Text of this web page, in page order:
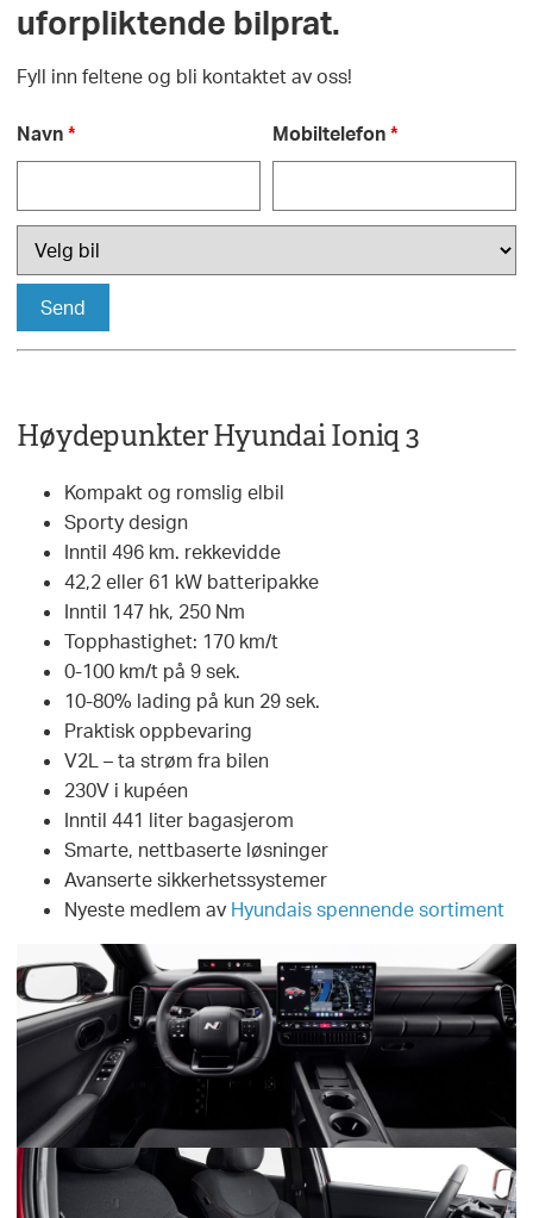
uforpliktende bilprat.
Fyll inn feltene og bli kontaktet av oss!
Navn* Mobiltelefon*
Høydepunkter Hyundai Ioniq 3
Kompakt og romslig elbil
Sporty design
Inntil 496 km. rekkevidde
42,2 eller 61 kW batteripakke
Inntil 147 hk, 250 Nm
Topphastighet: 170 km/t
0-100 km/t på 9 sek.
10-80% lading på kun 29 sek.
Praktisk oppbevaring
V2L – ta strøm fra bilen
230V i kupéen
Inntil 441 liter bagasjerom
Smarte, nettbaserte løsninger
Avanserte sikkerhetssystemer
Nyeste medlem av Hyundais spennende sortiment